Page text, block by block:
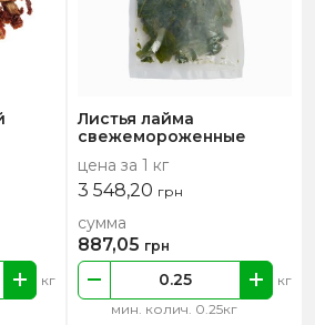
кг
Листья лайма
свежемороженные
цена за 1 кг
3 548,20 грн
мин. колич. 0.25кг
кг
сумма
887,05 грн